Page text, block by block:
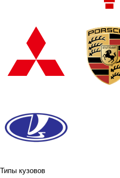
Типы кузовов